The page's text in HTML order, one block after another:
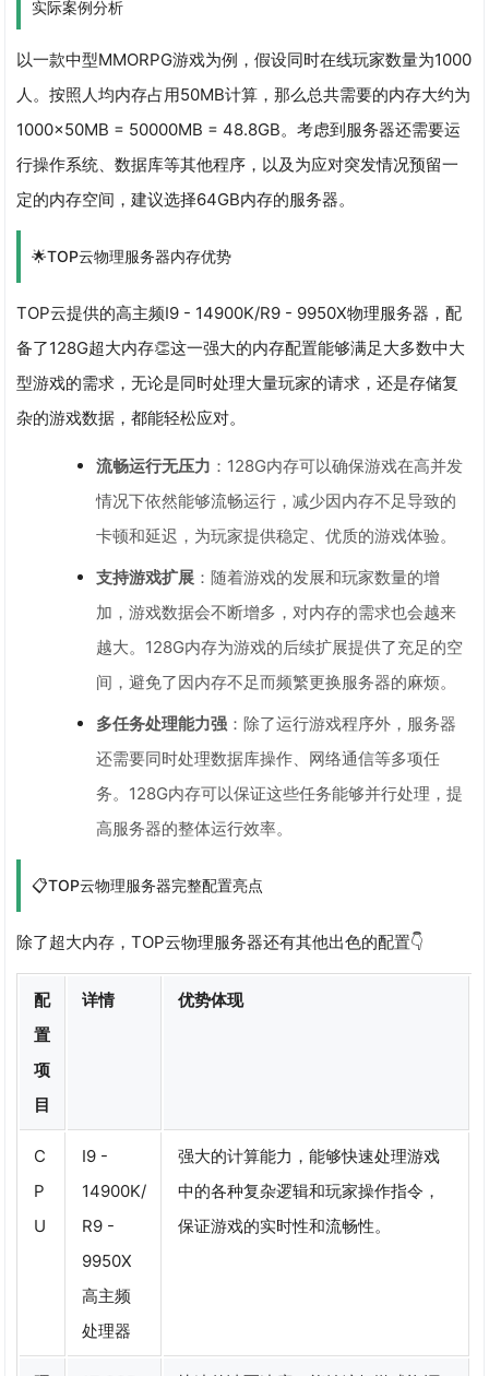
实际案例分析
以一款中型MMORPG游戏为例，假设同时在线玩家数量为1000
人。按照人均内存占用50MB计算，那么总共需要的内存大约为
1000×50MB = 50000MB = 48.8GB。考虑到服务器还需要运
行操作系统、数据库等其他程序，以及为应对突发情况预留一
定的内存空间，建议选择64GB内存的服务器。
🌟TOP云物理服务器内存优势
TOP云提供的高主频I9 - 14900K/R9 - 9950X物理服务器，配
备了128G超大内存👏这一强大的内存配置能够满足大多数中大
型游戏的需求，无论是同时处理大量玩家的请求，还是存储复
杂的游戏数据，都能轻松应对。
流畅运行无压力 ：128G内存可以确保游戏在高并发
情况下依然能够流畅运行，减少因内存不足导致的
卡顿和延迟，为玩家提供稳定、优质的游戏体验。
支持游戏扩展：随着游戏的发展和玩家数量的增
加，游戏数据会不断增多，对内存的需求也会越来
越大。128G内存为游戏的后续扩展提供了充足的空
间，避免了因内存不足而频繁更换服务器的麻烦。
多任务处理能力强：除了运行游戏程序外，服务器
还需要同时处理数据库操作、网络通信等多项任
务。128G内存可以保证这些任务能够并行处理，提
高服务器的整体运行效率。
📋TOP云物理服务器完整配置亮点
除了超大内存，TOP云物理服务器还有其他出色的配置👇
配
置
项
目
详情 优势体现
C
P
U
I9 -
14900K/
R9 -
9950X
高主频
处理器
强大的计算能力，能够快速处理游戏
中的各种复杂逻辑和玩家操作指令，
保证游戏的实时性和流畅性。